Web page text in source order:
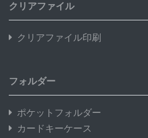
クリアファイル
クリアファイル印刷
フォルダー
ポケットフォルダー
カードキーケース